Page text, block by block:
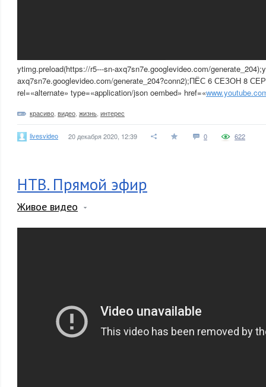
ytimg.preload(https://r5---sn-axq7sn7e.googlevideo.com/
axq7sn7e.googlevideo.com/generate_204?conn2);ПЁС 6 СЕЗОН 8
rel=«alternate» type=«application/json oembed» href=«
красиво видео жизнь интерес
livesvideo 20 декабря 2020, 12:39 0 622
НТВ. Прямой эфир
Живое видео